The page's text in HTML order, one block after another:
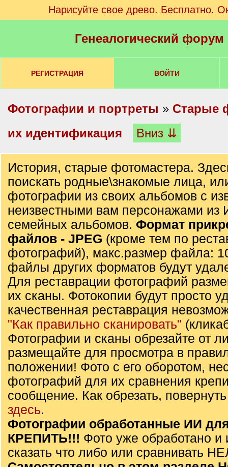
Нарисуйте свое древо. Бесплатно.
Генеалогический
РЕГИСТРАЦИЯ ВОЙТИ
Фотографии и портреты » Старые
их идентификация
Вниз ⇊
История, старые фотомастера.
поискать родные\знакомые лица,
фотографии из своих альбомов с
неизвестными вам персонажами из
семейных альбомов. Формат
файлов - JPЕG (кроме тем по
фотографий), макс.размер файла:
файлы других форматов будут
Для реставрации фотографий
их сканы. Фотокопии будут просто
качественная реставрация
"Как правильно сканировать"
Фотографии и сканы обрезайте от
размещайте для просмотра в
положении! Фото с его оборотом,
фотографий для их сравнения
сообщение. Как обрезать,
здесь.
Фотографии обработанные ИИ
КРЕПИТЬ!!! Фото уже обработано и
сказать что либо или сравнивать